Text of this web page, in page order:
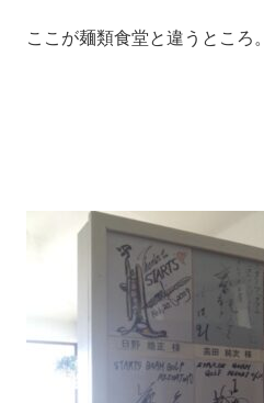
ここが麺類食堂と違うところ。